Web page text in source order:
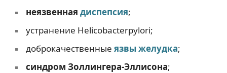
неязвенная диспепсия;
устранение Helicobacterpylori;
доброкачественные язвы желудка;
синдром Золлингера-Эллисона;